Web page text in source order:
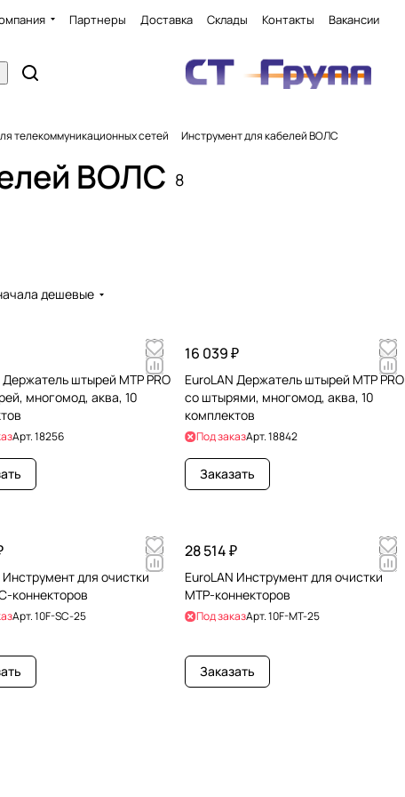
Партнеры Доставка Склады Контакты Вакансии
телекоммуникационных сетей Инструмент для кабелей ВОЛС
ВОЛС 8
дешевые
Держатель штырей MTP PRO
многомод, аква, 10
Арт.18256
16 039 ₽
EuroLAN Держатель штырей MTP PRO
со штырями, многомод, аква, 10
комплектов
Под заказАрт.18842
Заказать
Инструмент для очистки
коннекторов
Арт.10F-SC-25
28 514 ₽
EuroLAN Инструмент для очистки
MTP-коннекторов
Под заказАрт.10F-MT-25
Заказать